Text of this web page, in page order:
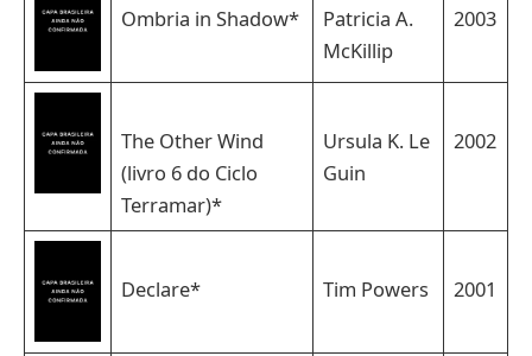
Ombria in Shadow*
Patricia A.
McKillip
2003
The Other Wind
(livro 6 do Ciclo
Terramar)*
Ursula K. Le
Guin
2002
Declare* Tim Powers 2001